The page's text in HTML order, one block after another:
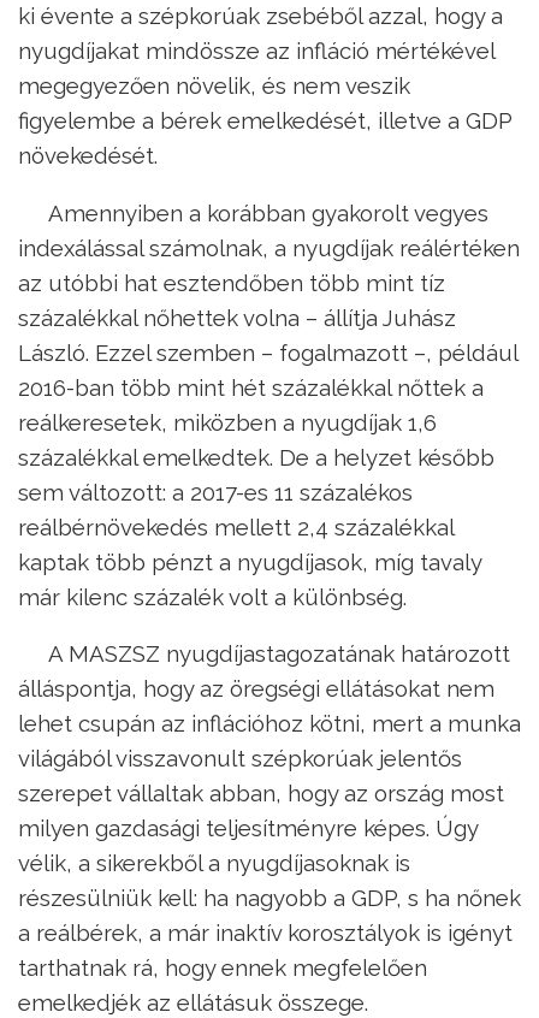
ki évente a szépkorúak zsebéből azzal, hogy a
nyugdíjakat mindössze az infláció mértékével
megegyezően növelik, és nem veszik
figyelembe a bérek emelkedését, illetve a GDP
növekedését.
Amennyiben a korábban gyakorolt vegyes
indexálással számolnak, a nyugdíjak reálértéken
az utóbbi hat esztendőben több mint tíz
százalékkal nőhettek volna – állítja Juhász
László. Ezzel szemben – fogalmazott –, például
2016-ban több mint hét százalékkal nőttek a
reálkeresetek, miközben a nyugdíjak 1,6
százalékkal emelkedtek. De a helyzet később
sem változott: a 2017-es 11 százalékos
reálbérnövekedés mellett 2,4 százalékkal
kaptak több pénzt a nyugdíjasok, míg tavaly
már kilenc százalék volt a különbség.
A MASZSZ nyugdíjastagozatának határozott
álláspontja, hogy az öregségi ellátásokat nem
lehet csupán az inflációhoz kötni, mert a munka
világából visszavonult szépkorúak jelentős
szerepet vállaltak abban, hogy az ország most
milyen gazdasági teljesítményre képes. Úgy
vélik, a sikerekből a nyugdíjasoknak is
részesülniük kell: ha nagyobb a GDP, s ha nőnek
a reálbérek, a már inaktív korosztályok is igényt
tarthatnak rá, hogy ennek megfelelően
emelkedjék az ellátásuk összege.